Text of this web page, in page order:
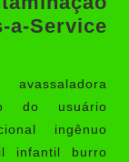
Service
do usuário
ingênuo
infantil burro